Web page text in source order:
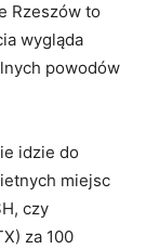
Rzeszów to
wygląda
powodów
idzie do
miejsc
czy
za 100